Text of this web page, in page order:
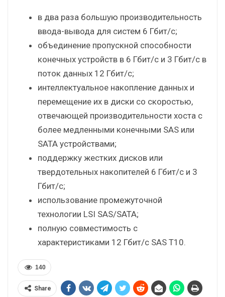
в два раза большую производительность
ввода-вывода для систем 6 Гбит/с;
объединение пропускной способности
конечных устройств в 6 Гбит/с и 3 Гбит/с в
поток данных 12 Гбит/с;
интеллектуальное накопление данных и
перемещение их в диски со скоростью,
отвечающей производительности хоста с
более медленными конечными SAS или
SATA устройствами;
поддержку жестких дисков или
твердотельных накопителей 6 Гбит/с и 3
Гбит/с;
использование промежуточной
технологии LSI SAS/SATA;
полную совместимость с
характеристиками 12 Гбит/с SAS T10.
140
Share